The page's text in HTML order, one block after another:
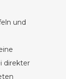
und
direkter